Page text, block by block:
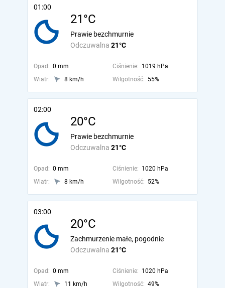
01:00
21°C
Odczuwalna 21°C
Prawie bezchmurnie
Opad: 0 mm Ciśnienie: 1019 hPa
Wiatr:
8 km/h Wilgotność: 55%
02:00
20°C
Odczuwalna 21°C
Prawie bezchmurnie
Opad: 0 mm Ciśnienie: 1020 hPa
Wiatr:
8 km/h Wilgotność: 52%
03:00
20°C
Odczuwalna 21°C
Zachmurzenie małe, pogodnie
Opad: 0 mm Ciśnienie: 1020 hPa
Wiatr:
11 km/h Wilgotność: 49%